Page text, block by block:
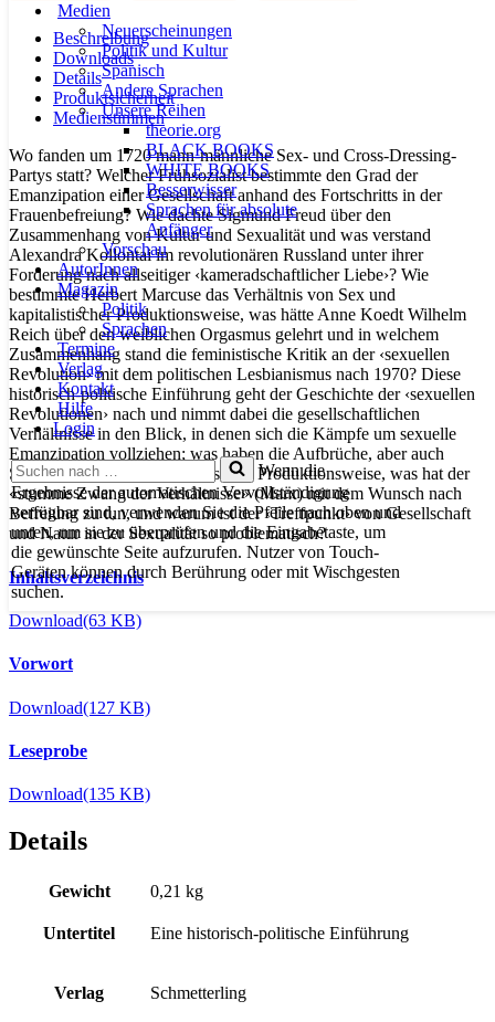
Medien
Neuerscheinungen
Politik und Kultur
Spanisch
Andere Sprachen
Unsere Reihen
theorie.org
BLACK BOOKS
WHITE BOOKS
Besserwisser
Sprachen für absolute
Anfänger
Vorschau
AutorInnen
Magazin
Politik
Sprachen
Termine
Verlag
Kontakt
Hilfe
Login
Suchen
nach …
Wenn die
Ergebnisse der automatischen Vervollständigung
verfügbar sind, verwenden Sie die Pfeile nach oben und
unten, um sie zu überprüfen und die Eingabetaste, um
die gewünschte Seite aufzurufen. Nutzer von Touch-
Geräten können durch Berührung oder mit Wischgesten
suchen.
Beschreibung
Downloads
Details
Produktsicherheit
Medienstimmen
Wo fanden um 1720 mann-männliche Sex- und Cross-Dressing-
Partys statt? Welcher Frühsozialist bestimmte den Grad der
Emanzipation einer Gesellschaft anhand des Fortschritts in der
Frauenbefreiung? Wie dachte Sigmund Freud über den
Zusammenhang von Kultur und Sexualität und was verstand
Alexandra Kollontai im revolutionären Russland unter ihrer
Forderung nach allseitiger ‹kameradschaftlicher Liebe›? Wie
bestimmte Herbert Marcuse das Verhältnis von Sex und
kapitalistischer Produktionsweise, was hätte Anne Koedt Wilhelm
Reich über den weiblichen Orgasmus gelehrt und in welchem
Zusammenhang stand die feministische Kritik an der ‹sexuellen
Revolution› mit dem politischen Lesbianismus nach 1970? Diese
historisch-politische Einführung geht der Geschichte der ‹sexuellen
Revolutionen› nach und nimmt dabei die gesellschaftlichen
Verhältnisse in den Blick, in denen sich die Kämpfe um sexuelle
Emanzipation vollziehen; was haben die Aufbrüche, aber auch
Sackgassen mit der kapitalistischen Produktionsweise, was hat der
«stumme Zwang der Verhältnisse» (Marx) mit dem Wunsch nach
Befreiung zu tun, und warum ist der ‹Treffpunkt› von Gesellschaft
und Natur in der Sexualität so problematisch?
Inhaltsverzeichnis
Download(63 KB)
Vorwort
Download(127 KB)
Leseprobe
Download(135 KB)
Details
Gewicht 0,21 kg
Untertitel Eine historisch-politische Einführung
Verlag Schmetterling